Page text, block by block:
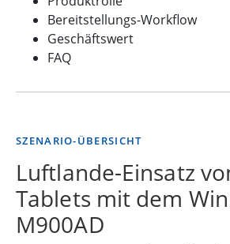
Bereitstellungs-Workflow
Geschäftswert
FAQ
SZENARIO-ÜBERSICHT
Luftlande-Einsatz
Tablets mit dem
M900AD